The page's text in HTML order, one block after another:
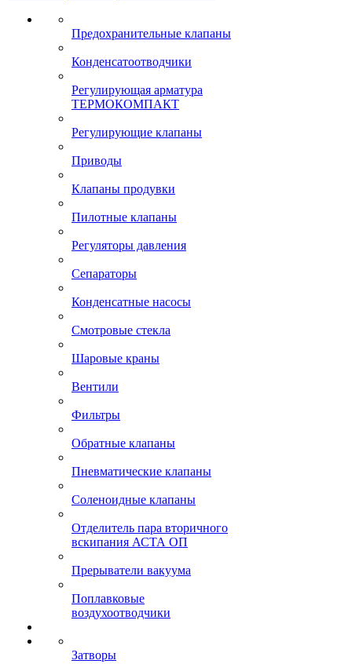
Предохранительные клапаны
Конденсатоотводчики
Регулирующая арматура
ТЕРМОКОМПАКТ
Регулирующие клапаны
Приводы
Клапаны продувки
Пилотные клапаны
Регуляторы давления
Сепараторы
Конденсатные насосы
Смотровые стекла
Шаровые краны
Вентили
Фильтры
Обратные клапаны
Пневматические клапаны
Соленоидные клапаны
Отделитель пара вторичного
вскипания АСТА ОП
Прерыватели вакуума
Поплавковые
воздухоотводчики
Затворы